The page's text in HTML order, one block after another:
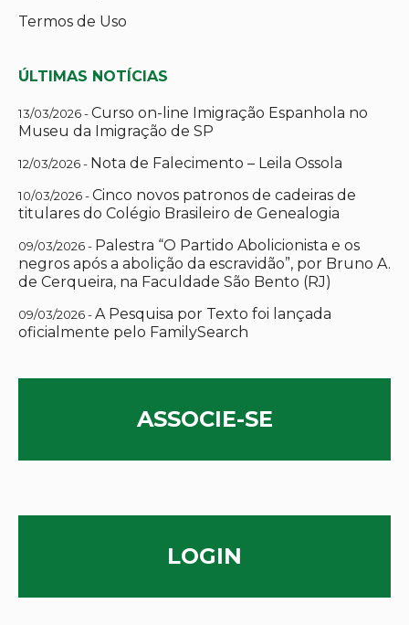
Termos de Uso
ÚLTIMAS NOTÍCIAS
13/03/2026 -Curso on-line Imigração Espanhola no
Museu da Imigração de SP
12/03/2026 - Nota de Falecimento – Leila Ossola
10/03/2026 -Cinco novos patronos de cadeiras de
titulares do Colégio Brasileiro de Genealogia
09/03/2026 - Palestra “O Partido Abolicionista e os
negros após a abolição da escravidão”, por Bruno A.
de Cerqueira, na Faculdade São Bento (RJ)
09/03/2026 -A Pesquisa por Texto foi lançada
oficialmente pelo FamilySearch
ASSOCIE-SE
LOGIN